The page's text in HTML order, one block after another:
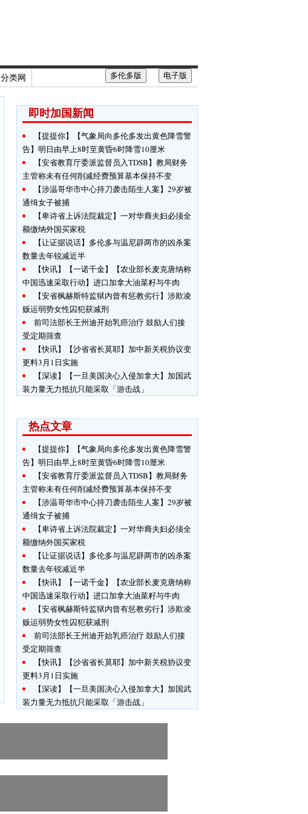
分类网 电子版
多伦多版
即时加国新闻
【提提你】【气象局向多伦多发出黄色降雪警
告】明日由早上8时至黄昏6时降雪10厘米
【安省教育厅委派监督员入TDSB】教局财务
主管称未有任何削减经费预算基本保持不变
【涉温哥华市中心持刀袭击陌生人案】29岁被
通缉女子被捕
【卑诗省上诉法院裁定】一对华裔夫妇必须全
额缴纳外国买家税
【让证据说话】多伦多与温尼辟两市的凶杀案
数量去年锐减近半
【快讯】【一诺千金】【农业部长麦克唐纳称
中国迅速采取行动】进口加拿大油菜籽与牛肉
【安省枫赫斯特监狱内曾有惩教劣行】涉欺凌
贩运弱势女性囚犯获减刑
前司法部长王州迪开始乳癌治疗 鼓励人们接
受定期筛查
【快讯】【沙省省长莫耶】加中新关税协议变
更料3月1日实施
【深读】【一旦美国决心入侵加拿大】加国武
装力量无力抵抗只能采取「游击战」
热点文章
【提提你】【气象局向多伦多发出黄色降雪警
告】明日由早上8时至黄昏6时降雪10厘米
【安省教育厅委派监督员入TDSB】教局财务
主管称未有任何削减经费预算基本保持不变
【涉温哥华市中心持刀袭击陌生人案】29岁被
通缉女子被捕
【卑诗省上诉法院裁定】一对华裔夫妇必须全
额缴纳外国买家税
【让证据说话】多伦多与温尼辟两市的凶杀案
数量去年锐减近半
【快讯】【一诺千金】【农业部长麦克唐纳称
中国迅速采取行动】进口加拿大油菜籽与牛肉
【安省枫赫斯特监狱内曾有惩教劣行】涉欺凌
贩运弱势女性囚犯获减刑
前司法部长王州迪开始乳癌治疗 鼓励人们接
受定期筛查
【快讯】【沙省省长莫耶】加中新关税协议变
更料3月1日实施
【深读】【一旦美国决心入侵加拿大】加国武
装力量无力抵抗只能采取「游击战」